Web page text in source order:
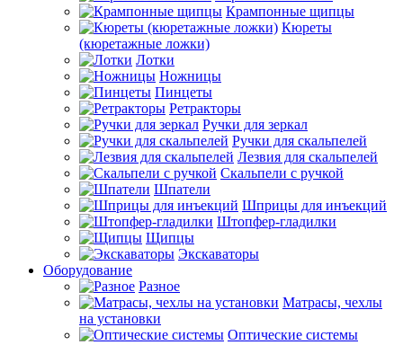
Крампонные щипцы
Кюреты
(кюретажные ложки)
Лотки
Ножницы
Пинцеты
Ретракторы
Ручки для зеркал
Ручки для скальпелей
Лезвия для скальпелей
Скальпели с ручкой
Шпатели
Шприцы для инъекций
Штопфер-гладилки
Щипцы
Экскаваторы
Оборудование
Разное
Матрасы, чехлы
на установки
Оптические системы